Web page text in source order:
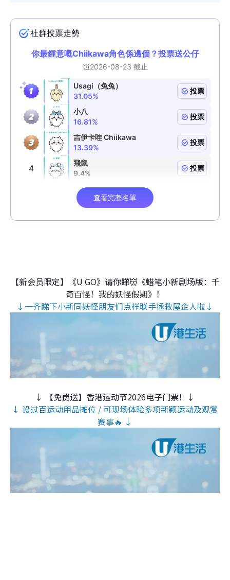
【新会员限定】《U GO》请你睇👹《蜡笔小新剧场版：千
奇百怪！我的妖怪假期》！
↓一齐睇下小新同妖怪朋友们点样联手拯救屋企人啦↓
↓ 【免费送】香港运动节2026电子门票！↓
↓ 设过百运动用品摊位 / 可现场体验多项新颖运动及观赏
赛事🔥 ↓